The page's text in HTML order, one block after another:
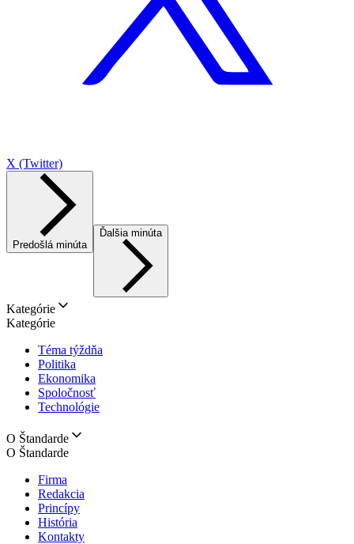
X (Twitter)
Predošlá minúta
Ďalšia minúta
Kategórie
Kategórie
Téma týždňa
Politika
Ekonomika
Spoločnosť
Technológie
O Štandarde
O Štandarde
Firma
Redakcia
Princípy
História
Kontakty